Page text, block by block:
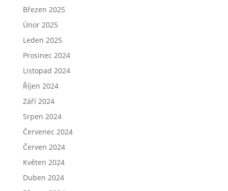
Březen 2025
Únor 2025
Leden 2025
Prosinec 2024
Listopad 2024
Říjen 2024
Září 2024
Srpen 2024
Červenec 2024
Červen 2024
Květen 2024
Duben 2024